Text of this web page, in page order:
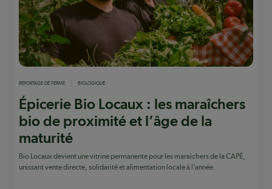
REPORTAGE DE FERME BIOLOGIQUE
Épicerie Bio Locaux : les maraîchers
bio de proximité et l’âge de la
maturité
Bio Locaux devient une vitrine permanente pour les maraîchers de la CAPÉ,
unissant vente directe, solidarité et alimentation locale à l’année.